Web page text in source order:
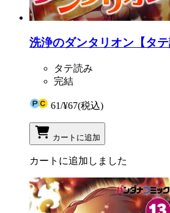
洗浄のダンタリオン【タ
タテ読み
完結
61/¥67(税込)
カートに追加
カートに追加しました